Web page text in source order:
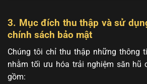
3. Mục đích thu thập và sử
chính sách bảo mật
Chúng tôi chỉ thu thập những thông
nhằm tối ưu hóa trải nghiệm săn hũ
gồm: